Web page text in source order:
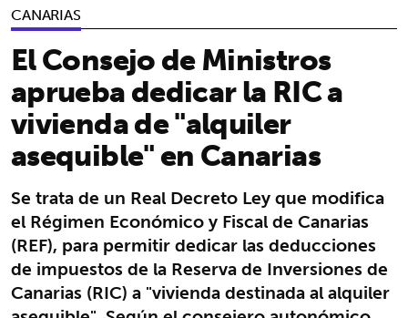
CANARIAS
El Consejo de Ministros
aprueba dedicar la RIC a
vivienda de "alquiler
asequible" en Canarias
Se trata de un Real Decreto Ley que modifica
el Régimen Económico y Fiscal de Canarias
(REF), para permitir dedicar las deducciones
de impuestos de la Reserva de Inversiones de
Canarias (RIC) a "vivienda destinada al alquiler